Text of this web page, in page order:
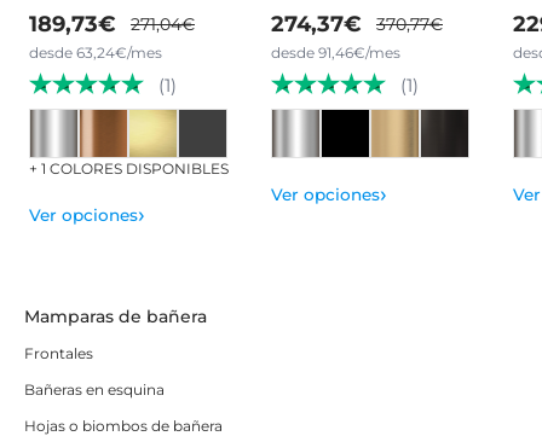
189,73€ 271,04€
desde 63,24€/mes
(1)
+ 1 COLORES DISPONIBLES
Ver opciones›
274,37€ 370,77€
desde 91,46€/mes
(1)
Ver opciones›
Mamparas de bañera
Frontales
Bañeras en esquina
Hojas o biombos de bañera